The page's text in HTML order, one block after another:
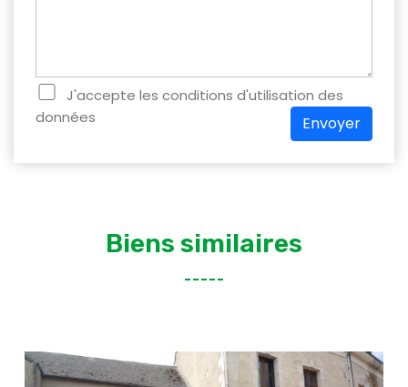
J'accepte les conditions d'utilisation des
données
Envoyer
Biens similaires